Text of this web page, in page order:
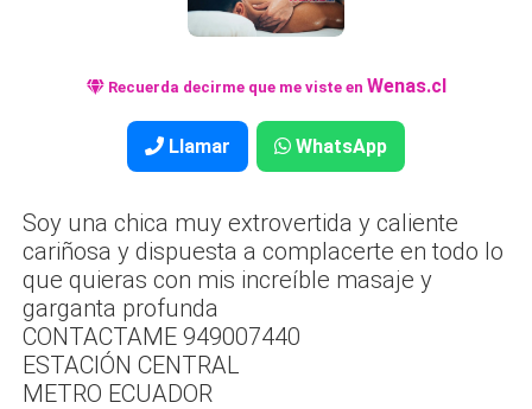
Recuerda decirme que me viste en Wenas.cl
Llamar WhatsApp
Soy una chica muy extrovertida y caliente
cariñosa y dispuesta a complacerte en todo lo
que quieras con mis increíble masaje y
garganta profunda
CONTACTAME 949007440
ESTACIÓN CENTRAL
METRO ECUADOR